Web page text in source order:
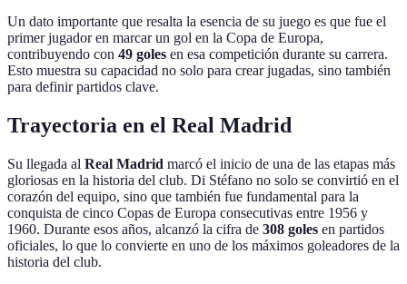
Un dato importante que resalta la esencia de su juego es que fue el
primer jugador en marcar un gol en la Copa de Europa,
contribuyendo con 49 goles en esa competición durante su carrera.
Esto muestra su capacidad no solo para crear jugadas, sino también
para definir partidos clave.
Trayectoria en el Real Madrid
Su llegada al Real Madrid marcó el inicio de una de las etapas más
gloriosas en la historia del club. Di Stéfano no solo se convirtió en el
corazón del equipo, sino que también fue fundamental para la
conquista de cinco Copas de Europa consecutivas entre 1956 y
1960. Durante esos años, alcanzó la cifra de 308 goles en partidos
oficiales, lo que lo convierte en uno de los máximos goleadores de la
historia del club.